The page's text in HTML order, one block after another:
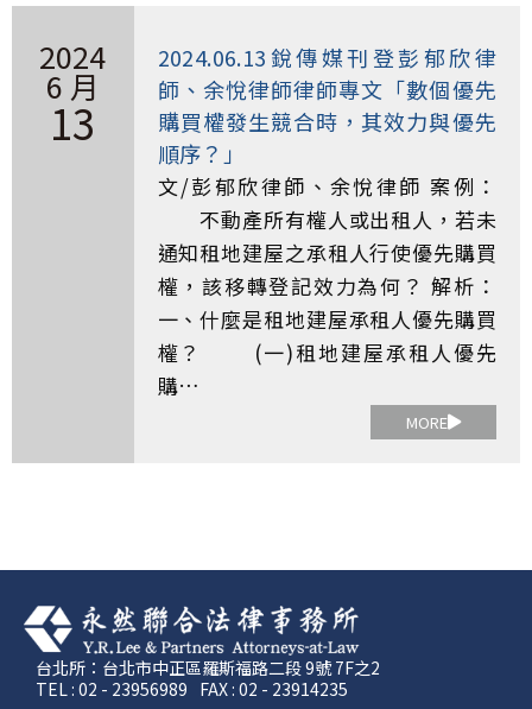
2024
6 月
13
2024.06.13銳傳媒刊登彭郁欣律
師、余悅律師律師專文「數個優先
購買權發生競合時，其效力與優先
順序？」
文/彭郁欣律師、余悅律師 案例：
不動產所有權人或出租人，若未
通知租地建屋之承租人行使優先購買
權，該移轉登記效力為何？ 解析：
一、什麼是租地建屋承租人優先購買
權？ (一)租地建屋承租人優先
購…
MORE
台北所：台北市中正區羅斯福路二段 9號 7F之2
TEL : 02 - 23956989 FAX : 02 - 23914235